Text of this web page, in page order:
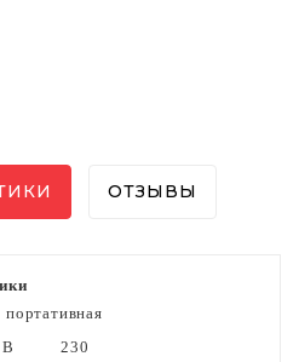
ОТЗЫВЫ
портативная
В
230